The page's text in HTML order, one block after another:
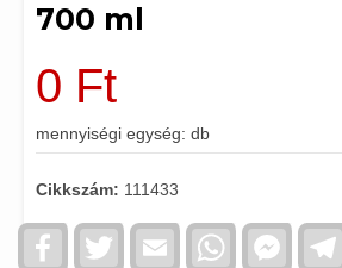
700 ml
0 Ft
mennyiségi egység: db
Cikkszám: 111433
FacebookTwitter Email WhatsApp